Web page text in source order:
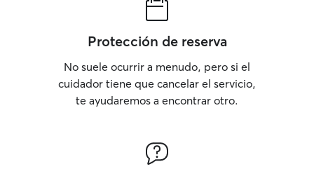
Protección de reserva
No suele ocurrir a menudo, pero si el
cuidador tiene que cancelar el servicio,
te ayudaremos a encontrar otro.